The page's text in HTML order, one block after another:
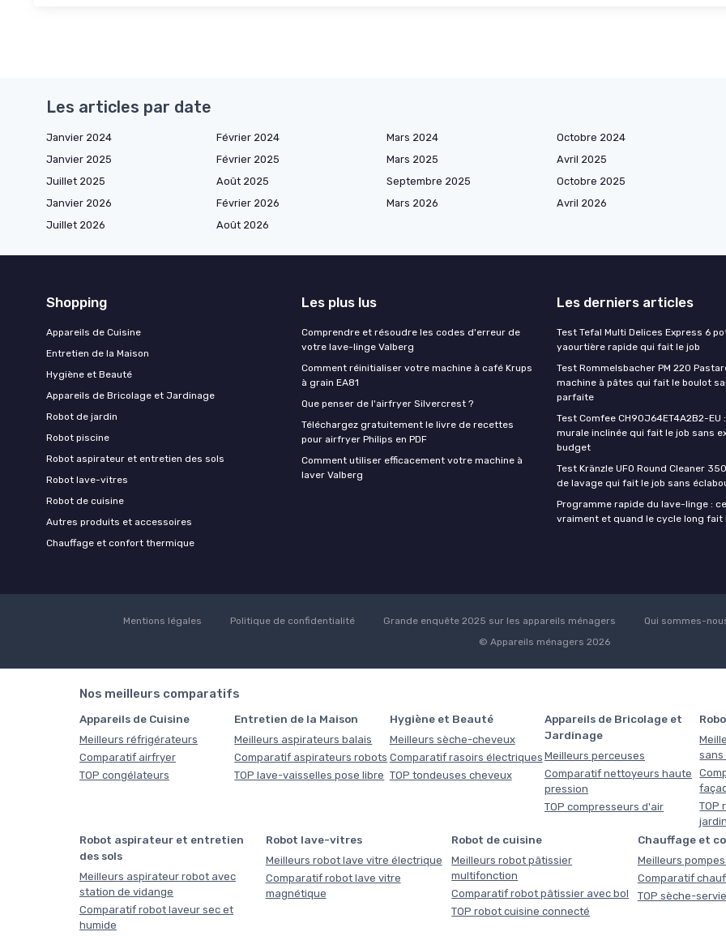
Les articles par date
Janvier 2024 Février 2024 Mars 2024 Octobre 2024
Janvier 2025
Février 2025 Mars 2025 Avril 2025
Juillet 2025
Août 2025 Septembre 2025 Octobre 2025
Janvier 2026
Février 2026 Mars 2026 Avril 2026
Juillet 2026
Août 2026
Shopping
Appareils de Cuisine
Entretien de la Maison
Hygiène et Beauté
Appareils de Bricolage et Jardinage
Robot de jardin
Robot piscine
Robot aspirateur et entretien des sols
Robot lave-vitres
Robot de cuisine
Autres produits et accessoires
Chauffage et confort thermique
Les plus lus
Comprendre et résoudre les codes d'erreur de
votre lave-linge Valberg
Comment réinitialiser votre machine à café Krups
à grain EA81
Que penser de l'airfryer Silvercrest ?
Téléchargez gratuitement le livre de recettes
pour airfryer Philips en PDF
Comment utiliser efficacement votre machine à
laver Valberg
Les derniers articles
Test Tefal Multi Delices Express 6
yaourtière rapide qui fait le job
Test Rommelsbacher PM 220
machine à pâtes qui fait le boulot
parfaite
Test Comfee CH90J64ET4A2B2-EU
murale inclinée qui fait le job sans
budget
Test Kränzle UFO Round Cleaner
de lavage qui fait le job sans
Programme rapide du lave-linge :
vraiment et quand le cycle long fait
Mentions légales Politique de confidentialité Grande enquête 2025 sur les appareils ménagers Qui sommes-
© Appareils ménagers 2026
Nos meilleurs comparatifs
Appareils de Cuisine
Meilleurs réfrigérateurs
Comparatif airfryer
TOP congélateurs
Entretien de la Maison
Meilleurs aspirateurs balais
Comparatif aspirateurs robots
TOP lave-vaisselles pose libre
Hygiène et Beauté
Meilleurs sèche-cheveux
Comparatif rasoirs électriques
TOP tondeuses cheveux
Appareils de Bricolage et
Jardinage
Meilleurs perceuses
Comparatif nettoyeurs haute
pression
TOP compresseurs d'air
sans
TOP
jardin
Robot aspirateur et entretien
des sols
Meilleurs aspirateur robot avec
station de vidange
Comparatif robot laveur sec et
humide
Robot lave-vitres
Meilleurs robot lave vitre électrique
Comparatif robot lave vitre
magnétique
Robot de cuisine
Meilleurs robot pâtissier
multifonction
Comparatif robot pâtissier avec bol
TOP robot cuisine connecté
Chauffage et
Meilleurs
Comparatif
TOP sèche-